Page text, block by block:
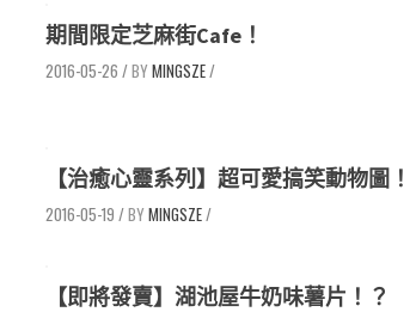
期間限定芝麻街Cafe！
2016-05-26 / MINGSZE/
【治癒心靈系列】超可愛搞笑動物圖！
2016-05-19 / MINGSZE/
【即將發賣】湖池屋牛奶味薯片！？